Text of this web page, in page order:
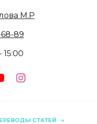
89
15:00
СТАТЕЙ
»